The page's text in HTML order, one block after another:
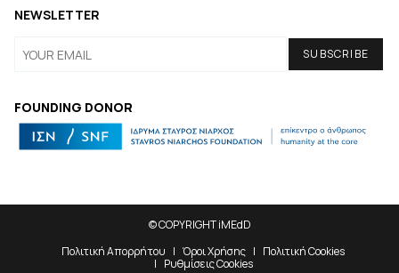
FOUNDING DONOR
NEWSLETTER
© COPYRIGHT iMEdD
Πολιτική Απορρήτου
Όροι Χρήσης
Πολιτική Cookies
Ρυθμίσεις Cookies